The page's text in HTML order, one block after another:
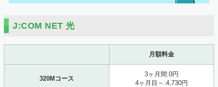
J:COM NET 光
月額料金
320Mコース
3ヶ月間:0円
4ヶ月目～:4,730円